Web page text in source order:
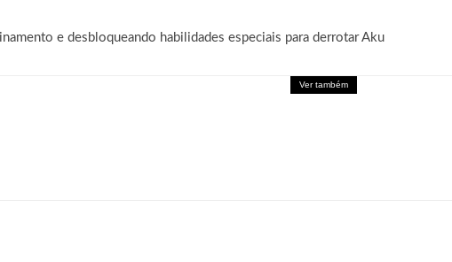
e desbloqueando habilidades especiais para derrotar Aku
Ver também